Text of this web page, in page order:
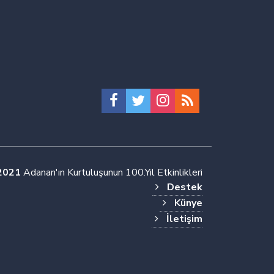
Adanan'ın Kurtuluşunun 100.Yıl Etkinlikleri
Destek
Künye
İletişim